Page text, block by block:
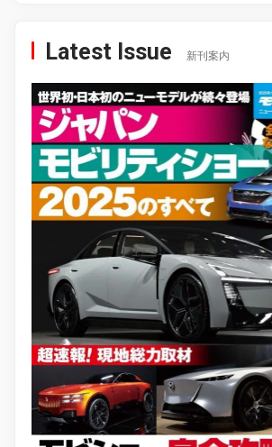
Latest Issue 新刊案内